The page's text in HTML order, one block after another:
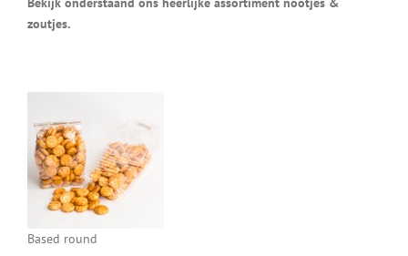
zoutjes.
Based round